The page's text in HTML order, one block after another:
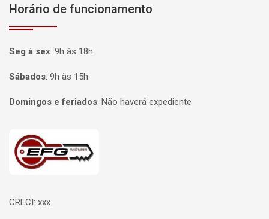
Horário de funcionamento
Seg à sex: 9h às 18h
Sábados: 9h às 15h
Domingos e feriados: Não haverá expediente
Página inicial
CRECI: xxx